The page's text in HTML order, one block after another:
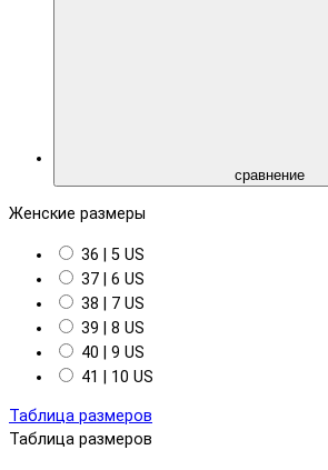
сравнение
Женские размеры
36 | 5 US
37 | 6 US
38 | 7 US
39 | 8 US
40 | 9 US
41 | 10 US
Таблица размеров
Таблица размеров